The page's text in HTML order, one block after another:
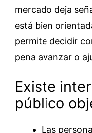
mercado deja
está bien
permite decidir
pena avanzar o
Existe
público
Las